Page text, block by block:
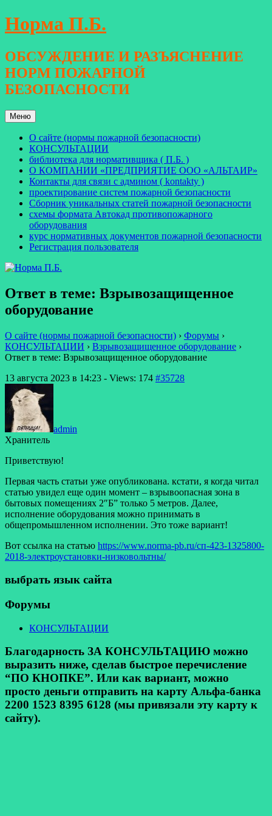
Перейти
к
Норма П.Б.
ОБСУЖДЕНИЕ И РАЗЪЯСНЕНИЕ
НОРМ ПОЖАРНОЙ
БЕЗОПАСНОСТИ
Меню
О сайте (нормы пожарной безопасности)
КОНСУЛЬТАЦИИ
библиотека для нормативщика ( П.Б. )
О КОМПАНИИ «ПРЕДПРИЯТИЕ ООО «АЛЬТАИР»
Контакты для связи с админом ( kontakty )
проектирование систем пожарной безопасности
Сборник уникальных статей пожарной безопасности
схемы формата Автокад противопожарного
оборудования
курс нормативных документов пожарной безопасности
Регистрация пользователя
Ответ в теме: Взрывозащищенное
оборудование
О сайте (нормы пожарной безопасности) › Форумы ›
КОНСУЛЬТАЦИИ › Взрывозащищенное оборудование ›
Ответ в теме: Взрывозащищенное оборудование
13 августа 2023 в 14:23 - Views: 174 #35728
admin
Хранитель
Приветствую!
Первая часть статьи уже опубликована. кстати, я когда читал
статью увидел еще один момент – взрывоопасная зона в
бытовых помещениях 2″Б” только 5 метров. Далее,
исполнение оборудования можно принимать в
общепромышленном исполнении. Это тоже вариант!
Вот ссылка на статью https://www.norma-pb.ru/сп-423-1325800-
2018-электроустановки-низковольтны/
выбрать язык сайта
Форумы
КОНСУЛЬТАЦИИ
Благодарность ЗА КОНСУЛЬТАЦИЮ можно
выразить ниже, сделав быстрое перечисление
“ПО КНОПКЕ”. Или как вариант, можно
просто деньги отправить на карту Альфа-банка
2200 1523 8395 6128 (мы привязали эту карту к
сайту).